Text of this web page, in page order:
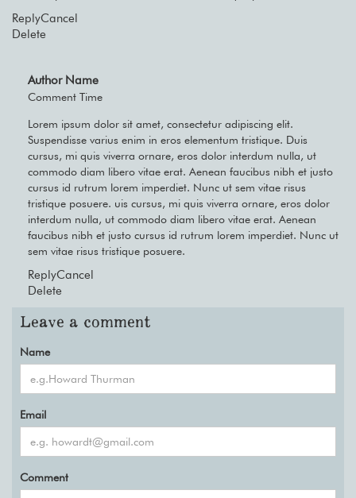
ReplyCancel
Delete
Author Name
Comment Time
Lorem ipsum dolor sit amet, consectetur adipiscing elit.
Suspendisse varius enim in eros elementum tristique. Duis
cursus, mi quis viverra ornare, eros dolor interdum nulla, ut
commodo diam libero vitae erat. Aenean faucibus nibh et justo
cursus id rutrum lorem imperdiet. Nunc ut sem vitae risus
tristique posuere. uis cursus, mi quis viverra ornare, eros dolor
interdum nulla, ut commodo diam libero vitae erat. Aenean
faucibus nibh et justo cursus id rutrum lorem imperdiet. Nunc ut
sem vitae risus tristique posuere.
ReplyCancel
Delete
Leave a comment
Name
Email
Comment